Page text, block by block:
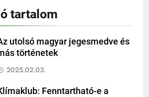
tartalom
utolsó magyar jegesmedve és
történetek
2025.02.03.
Fenntartható-e a